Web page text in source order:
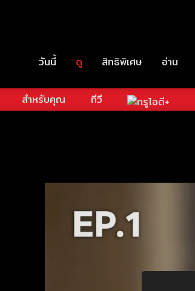
วันนี้ ดู สิทธิพิเศษ อ่าน
สำหรับคุณ ทีวี